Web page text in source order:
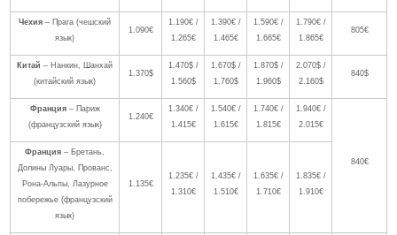
Чехия – Прага (чешский
язык)
1.090€
1.190€ /
1.265€
1.390€ /
1.465€
1.590€ /
1.665€
1.790€ /
1.865€
805€
Китай – Нанкин, Шанхай
(китайский язык)
1.370$
1.470$ /
1.560$
1.670$ /
1.760$
1.870$ /
1.960$
2.070$ /
2.160$
840$
Франция – Париж
(французский язык)
1.240€
1.340€ /
1.415€
1.540€ /
1.615€
1.740€ /
1.815€
1.940€ /
2.015€
840€
Франция – Бретань,
Долины Луары, Прованс,
Рона-Альпы, Лазурное
побережье (французский
язык)
1.135€
1.235€ /
1.310€
1.435€ /
1.510€
1.635€ /
1.710€
1.835€ /
1.910€